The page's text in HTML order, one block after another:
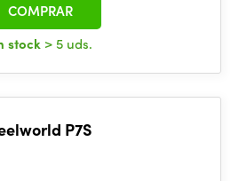
stock > 5 uds.
COMPRAR
P7S